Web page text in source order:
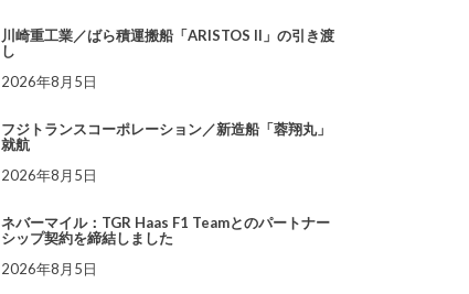
川崎重工業／ばら積運搬船「ARISTOS II」の引き渡
し
2026年8月5日
フジトランスコーポレーション／新造船「蓉翔丸」
就航
2026年8月5日
ネバーマイル：TGR Haas F1 Teamとのパートナー
シップ契約を締結しました
2026年8月5日